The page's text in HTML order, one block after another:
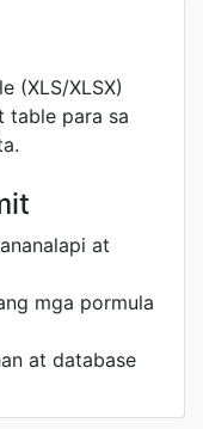
(XLS/XLSX)
table para sa
at
mga pormula
at database